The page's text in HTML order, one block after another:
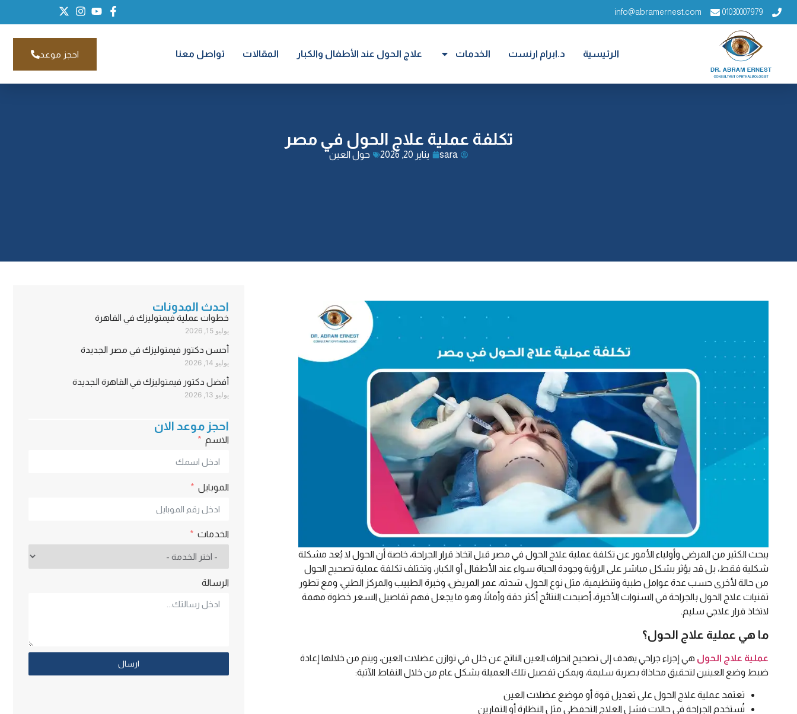
01030007979
info@abramernest.com
الرئيسية د.ابرام ارنست الخدمات علاج الحول عند الأطفال والكبار المقالات تواصل معنا احجز موعد
تكلفة عملية علاج الحول في مصر
sara يناير 20, 2026 حول العين
يبحث الكثير من المرضى وأولياء الأمور عن تكلفة عملية علاج الحول في مصر قبل اتخاذ قرار الجراحة، خاصة أن الحول لا يُعد مشكلة
شكلية فقط، بل قد يؤثر بشكل مباشر على الرؤية وجودة الحياة سواء عند الأطفال أو الكبار، وتختلف تكلفة عملية تصحيح الحول
من حالة لأخرى حسب عدة عوامل طبية وتنظيمية، مثل نوع الحول، شدته، عمر المريض، وخبرة الطبيب والمركز الطبي، ومع تطور
تقنيات علاج الحول بالجراحة في السنوات الأخيرة، أصبحت النتائج أكثر دقة وأمانًا، وهو ما يجعل فهم تفاصيل السعر خطوة مهمة
لاتخاذ قرار علاجي سليم.
ما هي عملية علاج الحول؟
عملية علاج الحول هي إجراء جراحي يهدف إلى تصحيح انحراف العين الناتج عن خلل في توازن عضلات العين، ويتم من خلالها إعادة
ضبط وضع العينين لتحقيق محاذاة بصرية سليمة، ويمكن تفصيل تلك العميلة بشكل عام من خلال النقاط الآتية:
تعتمد عملية علاج الحول على تعديل قوة أو موضع عضلات العين
تُستخدم الجراحة في حالات فشل العلاج التحفظي مثل النظارة أو التمارين
احدث المدونات
خطوات عملية فيمتوليزك في القاهرة
يوليو 15, 2026
أحسن دكتور فيمتوليزك في مصر الجديدة
يوليو 14, 2026
أفضل دكتور فيمتوليزك في القاهرة الجديدة
يوليو 13, 2026
احجز موعد الان
الاسم
الموبايل
الخدمات
الرسالة
ارسال